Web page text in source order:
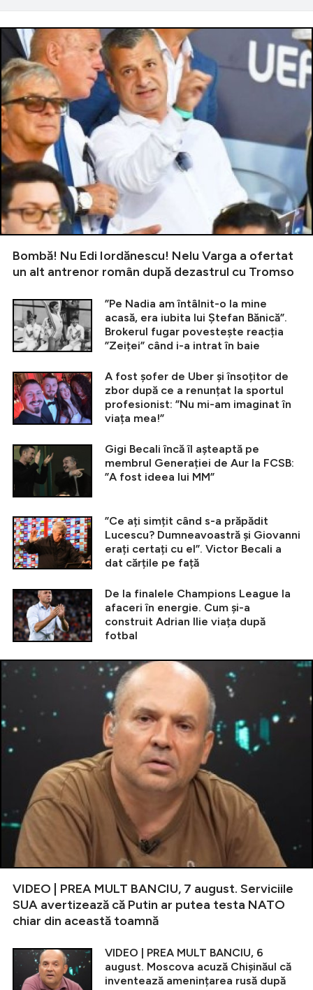
Bombă! Nu Edi Iordănescu! Nelu Varga a ofertat
un alt antrenor român după dezastrul cu Tromso
”Pe Nadia am întâlnit-o la mine
acasă, era iubita lui Ștefan Bănică”.
Brokerul fugar povestește reacția
”Zeiței” când i-a intrat în baie
A fost șofer de Uber și însoțitor de
zbor după ce a renunțat la sportul
profesionist: ”Nu mi-am imaginat în
viața mea!”
Gigi Becali încă îl așteaptă pe
membrul Generației de Aur la FCSB:
”A fost ideea lui MM”
”Ce ați simțit când s-a prăpădit
Lucescu? Dumneavoastră și Giovanni
erați certați cu el”. Victor Becali a
dat cărțile pe față
De la finalele Champions League la
afaceri în energie. Cum și-a
construit Adrian Ilie viața după
fotbal
VIDEO | PREA MULT BANCIU, 7 august. Serviciile
SUA avertizează că Putin ar putea testa NATO
chiar din această toamnă
VIDEO | PREA MULT BANCIU, 6
august. Moscova acuză Chișinăul că
inventează amenințarea rusă după